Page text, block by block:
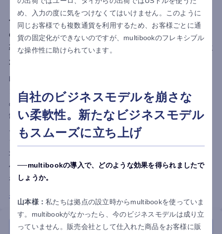
「月末集計時間80%削減」「販売管理業務の属人
化とブラックボックス化からの脱却」「商社特有
の複雑な商流を可視化」
導入決定から本稼働までわずか1カ月。multibook
が支えたイタリア拠点の立ち上げ
欧州EV市場の拡大を見据えてイタリア拠点を設立したサンユイ
ンダストリアル株式会社。現地に常駐社員を置かない運営方針
のため、日本からリモートで受発注・在庫・資金管理を行う体
制づくりが必要でした。しかし既存の国内向け販売管理システ
ムでは外貨・多言語に対応できず、転記作業の負担や業務のブ
ラックボックス化が課題に。multibook導入後は受発注から請
求・支払いまでを一元管理できるようになり、月末集計時間を
40時間から8時間へ削減。複雑な商流も伝票フロー図で可視化さ
れ、チームで共有できる運用体制を実現しました。
インタビュー詳細はこちら
め、入力の度に気をつけなくてはいけません。このように
同じお客様でも複数通貨を利用するため、お客様ごとに通
貨の固定化ができないのですが、multibookのフレキシブル
な操作性に助けられています。
自社のビジネスモデルを崩さな
い柔軟性。新たなビジネスモデル
もスムーズに立ち上げ
multibookの導入で、どのような効果を得られましたで
しょうか。
山本様：私たちは拠点の設立時からmultibookを使っていま
す。multibookがなかったら、今のビジネスモデルは成り立
っていません。販売会社として仕入れた商品をお客様に販